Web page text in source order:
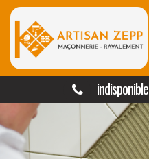
indisponible